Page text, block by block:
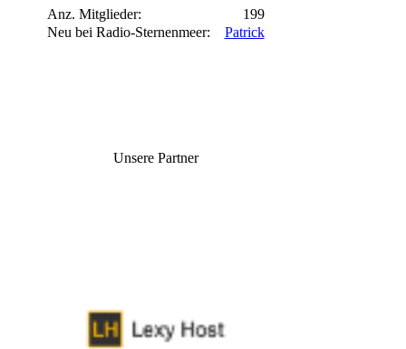
Anz. Mitglieder:
199
Neu bei Radio-Sternenmeer:
Patrick
Unsere Partner